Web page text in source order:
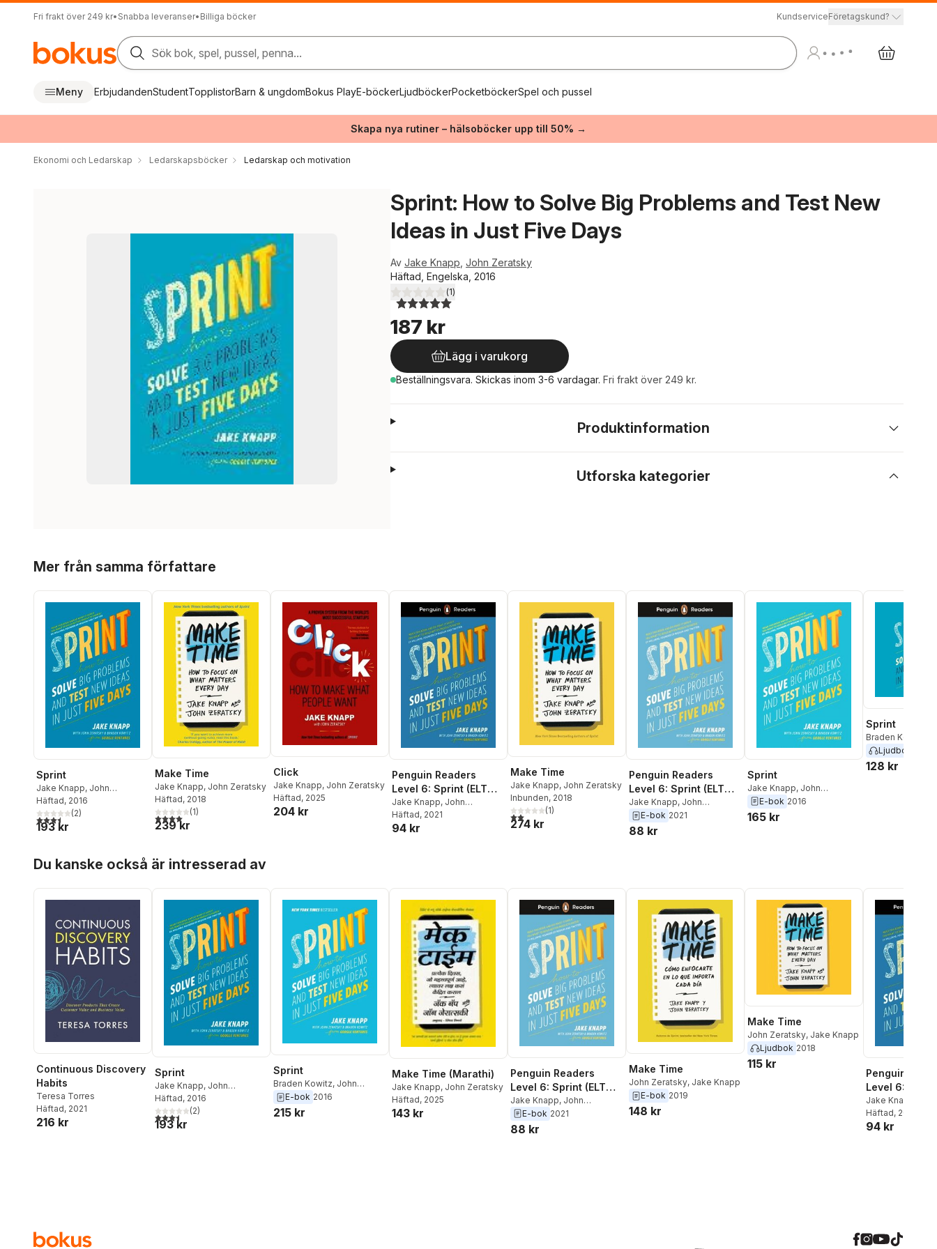
Fri frakt över 249 kr• Snabba leveranser• Billiga böcker KundserviceFöretagskund?
Sök bok, spel, pussel, penna...
Meny ErbjudandenStudentTopplistorBarn & ungdomBokus PlayE-böckerLjudböckerPocketböckerSpel och pussel
Skapa nya rutiner – hälsoböcker upp till 50% →
Ekonomi och Ledarskap Ledarskapsböcker Ledarskap och motivation
Sprint: How to Solve Big Problems and Test New
Ideas in Just Five Days
Av Jake Knapp John Zeratsky
Häftad, Engelska, 2016
5,0utav 5 stjärnor. Totalt antal röster:
(1)
187 kr
Lägg i varukorg
Beställningsvara. Skickas inom 3-6 vardagar. Fri frakt över 249 kr.
Produktinformation
Utforska kategorier
Mer från samma författare
Sprint
Jake Knapp, John
Zeratsky,Braden Kowitz
Häftad, 2016
3,5utav 5 stjärnor. Totalt antal röster:
(2)
193 kr
Make Time
Jake Knapp, John Zeratsky
Häftad, 2018
4,0utav 5 stjärnor. Totalt antal röster:
(1)
239 kr
Click
Jake Knapp, John Zeratsky
Häftad, 2025
204 kr
Penguin Readers
Level 6: Sprint (ELT
Graded Reader)
Jake Knapp, John
Zeratsky,Braden Kowitz
Häftad, 2021
94 kr
Make Time
Jake Knapp, John Zeratsky
Inbunden, 2018
2,0utav 5 stjärnor. Totalt antal röster:
(1)
274 kr
Penguin Readers
Level 6: Sprint (ELT
Graded Reader)
Jake Knapp, John
Zeratsky Braden Kowitz
E-bok 2021
88 kr
Sprint
Jake Knapp, John
Zeratsky Braden Kowitz
E-bok 2016
165 kr
Sprint
Braden Kowitz
Zeratsky,
Ljudbok
128 kr
Du kanske också är intresserad av
Continuous Discovery
Habits
Teresa Torres
Häftad, 2021
216 kr
Sprint
Jake Knapp, John
Zeratsky,Braden Kowitz
Häftad, 2016
3,5utav 5 stjärnor. Totalt antal röster:
(2)
193 kr
Sprint
Braden Kowitz, John
Zeratsky Jake Knapp
E-bok 2016
215 kr
Make Time (Marathi)
Jake Knapp, John Zeratsky
Häftad, 2025
143 kr
Penguin Readers
Level 6: Sprint (ELT
Graded Reader)
Jake Knapp, John
Zeratsky Braden Kowitz
E-bok 2021
88 kr
Make Time
John Zeratsky, Jake Knapp
E-bok 2019
148 kr
Make Time
John Zeratsky, Jake Knapp
Ljudbok 2018
115 kr
Penguin
Level 6:
Graded
Jake Knapp
Zeratsky
Häftad, 2021
94 kr